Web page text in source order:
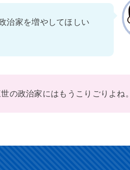
治家を増やしてほしい
の政治家にはもうこりごりよね。